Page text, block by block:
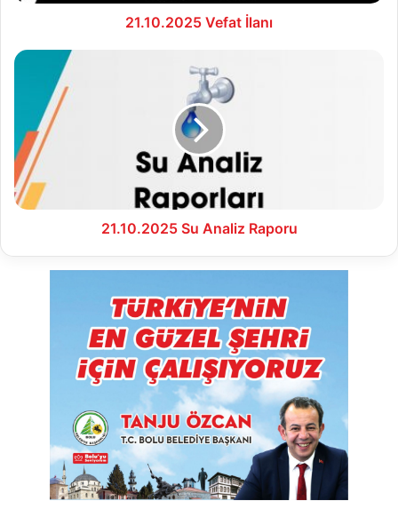
21.10.2025 Vefat İlanı
21.10.2025
Raporu
21.10.2025 Su Analiz Raporu